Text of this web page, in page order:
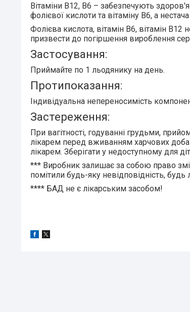
Вітаміни В12, В6 – забезпечують
фолієвої кислоти та вітаміну В6, а
Фолієва кислота, вітамін В6, вітамін В12
призвести до погіршення вироблення
Застосування:
Приймайте по 1 льодянику на день.
Протипоказання:
Індивідуальна непереносимість
Застереження:
При вагітності, годуванні грудьми,
лікарем перед вживанням харчових
лікарем. Зберігати у недоступному для
*** Виробник залишає за собою право
помітили будь-яку невідповідність,
**** БАД не є лікарським засобом!